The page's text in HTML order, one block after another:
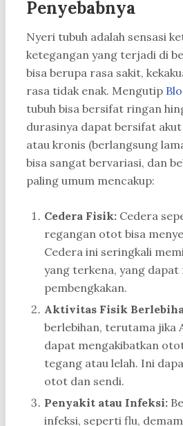
Penyebabnya
Nyeri tubuh adalah sensasi
ketegangan yang terjadi di
bisa berupa rasa sakit,
rasa tidak enak. Mengutip
tubuh bisa bersifat ringan
durasinya dapat bersifat
atau kronis (berlangsung
bisa sangat bervariasi, dan
paling umum mencakup:
Cedera Fisik: Cedera
regangan otot bisa
Cedera ini seringkali
yang terkena, yang dapat
pembengkakan.
Aktivitas Fisik
berlebihan, terutama jika
dapat mengakibatkan
tegang atau lelah. Ini
otot dan sendi.
Penyakit atau Infeksi:
infeksi, seperti flu,